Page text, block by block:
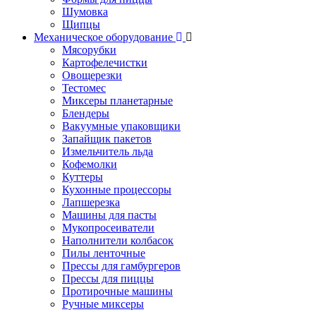
Шумовка
Щипцы
Механическое оборудование
Мясорубки
Картофелечистки
Овощерезки
Тестомес
Миксеры планетарные
Блендеры
Вакуумные упаковщики
Запайщик пакетов
Измельчитель льда
Кофемолки
Куттеры
Кухонные процессоры
Лапшерезка
Машины для пасты
Мукопросеиватели
Наполнители колбасок
Пилы ленточные
Прессы для гамбургеров
Прессы для пиццы
Протирочные машины
Ручные миксеры